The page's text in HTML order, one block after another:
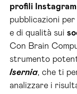
profili Instagram
pubblicazioni
e di qualità sui
Con Brain
strumento
Isernia, che ti
analizzare i